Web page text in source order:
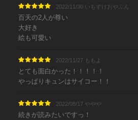
2022/11/30 いもすけおやぶん
百天の2人が尊い
大好き
絵も可愛い
2022/11/27 ももよ
とても面白かった！！！！！
やっぱりキュンはサイコー！！
2022/08/17 ややや
続きが読みたいですっ！